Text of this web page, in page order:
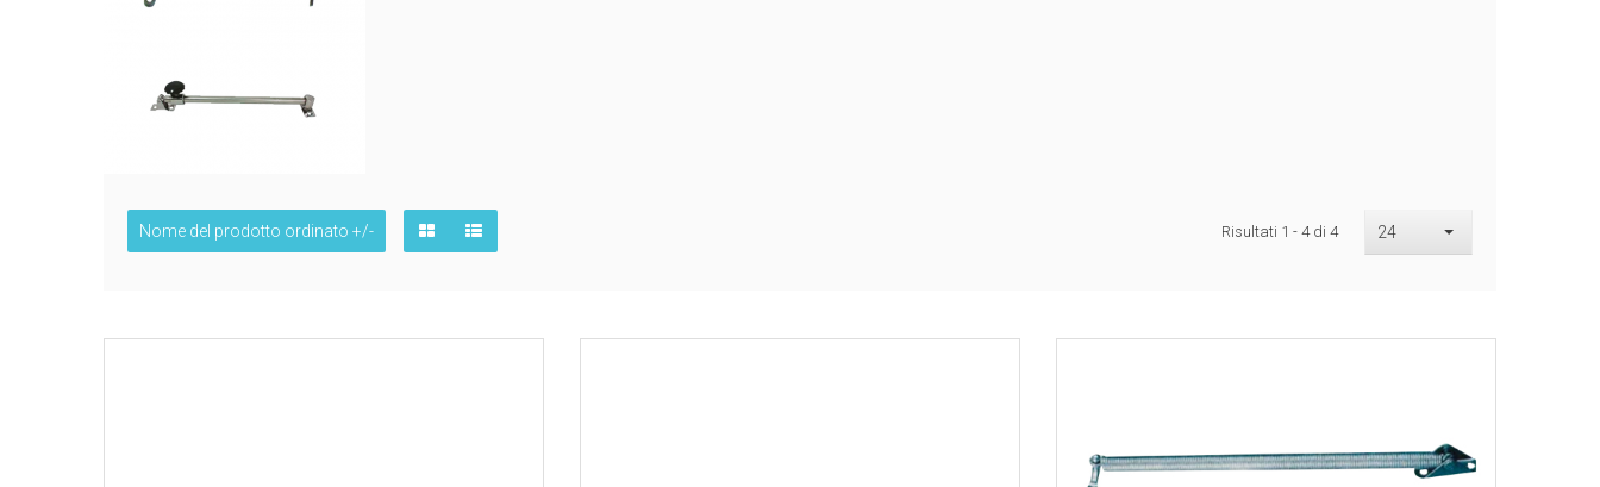
Nome del prodotto ordinato +/- Risultati 1 - 4 di 4 24